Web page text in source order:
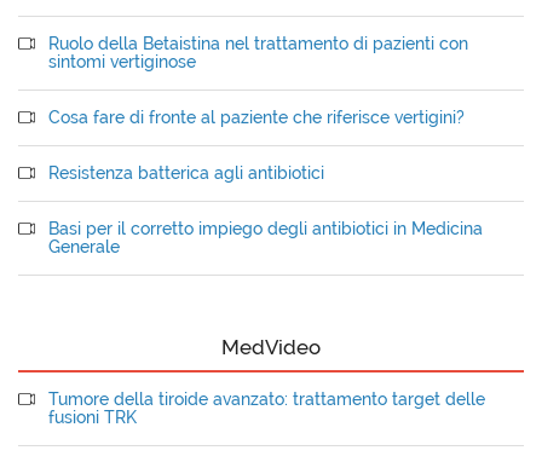
Ruolo della Betaistina nel trattamento di pazienti con
sintomi vertiginose
Cosa fare di fronte al paziente che riferisce vertigini?
Resistenza batterica agli antibiotici
Basi per il corretto impiego degli antibiotici in Medicina
Generale
MedVideo
Tumore della tiroide avanzato: trattamento target delle
fusioni TRK